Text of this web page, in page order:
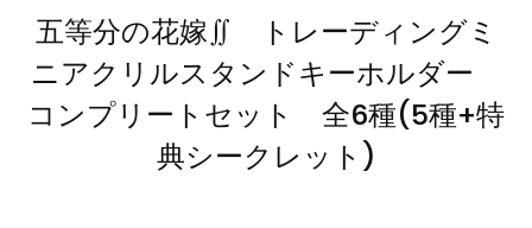
五等分の花嫁∬ トレーディングミ
ニアクリルスタンドキーホルダー
コンプリートセット 全6種(5種+特
典シークレット)